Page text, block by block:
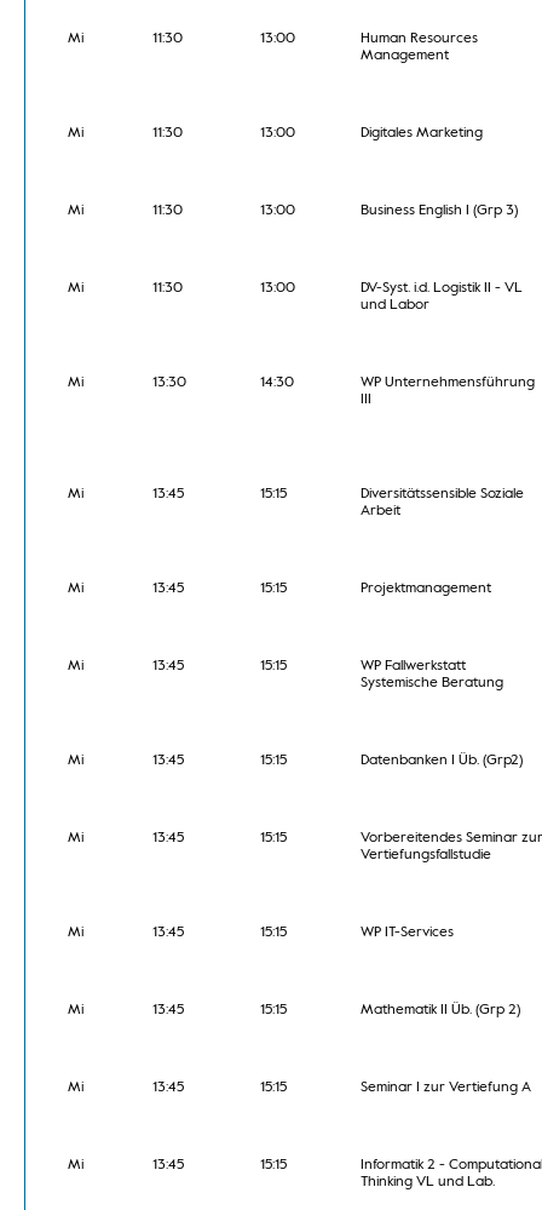
Mi 11:30 13:00
Human Resources
Management
Mi 11:30 13:00 Digitales Marketing
Mi 11:30 13:00 Business English I (Grp 3)
Mi 11:30 13:00
DV-Syst. i.d. Logistik II - VL
und Labor
Mi 13:30 14:30
WP Unternehmensführung
Mi 13:45 15:15
Diversitätssensible Soziale
Arbeit
Mi 13:45 15:15 Projektmanagement
Mi 13:45 15:15
WP Fallwerkstatt
Systemische Beratung
Mi 13:45 15:15 Datenbanken I Üb. (Grp2)
Mi 13:45 15:15
Vorbereitendes Seminar zur
Vertiefungsfallstudie
Mi 13:45 15:15 WP IT-Services
Mi 13:45 15:15 Mathematik II Üb. (Grp 2)
Mi 13:45 15:15 Seminar I zur Vertiefung A
Mi 13:45 15:15
Informatik 2 - Computational
Thinking VL und Lab.